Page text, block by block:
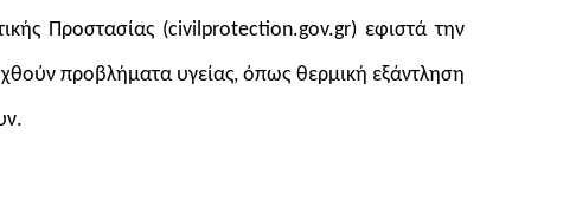
Προστασίας (civilprotection.gov.gr) εφιστά την
προβλήματα υγείας, όπως θερμική εξάντληση